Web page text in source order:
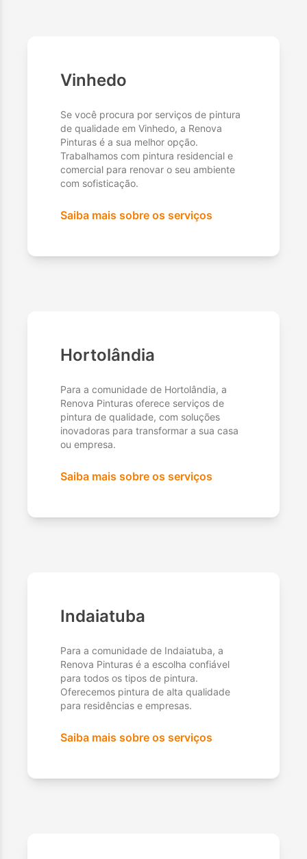
Vinhedo
Se você procura por serviços de pintura
de qualidade em Vinhedo, a Renova
Pinturas é a sua melhor opção.
Trabalhamos com pintura residencial e
comercial para renovar o seu ambiente
com sofisticação.
Saiba mais sobre os serviços
Hortolândia
Para a comunidade de Hortolândia, a
Renova Pinturas oferece serviços de
pintura de qualidade, com soluções
inovadoras para transformar a sua casa
ou empresa.
Saiba mais sobre os serviços
Indaiatuba
Para a comunidade de Indaiatuba, a
Renova Pinturas é a escolha confiável
para todos os tipos de pintura.
Oferecemos pintura de alta qualidade
para residências e empresas.
Saiba mais sobre os serviços